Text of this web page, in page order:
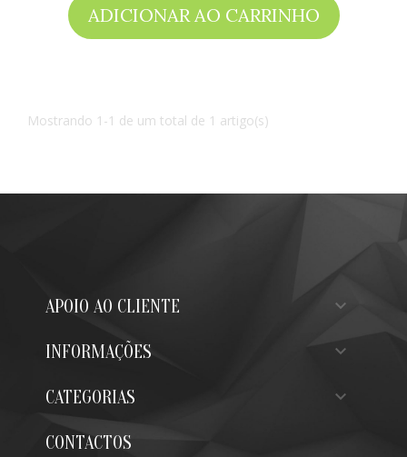
ADICIONAR AO CARRINHO
Mostrando 1-1 de um total de 1 artigo(s)
APOIO AO CLIENTE 
INFORMAÇÕES 
CATEGORIAS 
CONTACTOS